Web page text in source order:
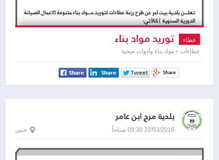
عطاء توريد مواد بناء
عطاءات » مواد بناء وأدوات صحية
بلدية مرج ابن عامر
22/03/2016 09:30 صباحاً جنين